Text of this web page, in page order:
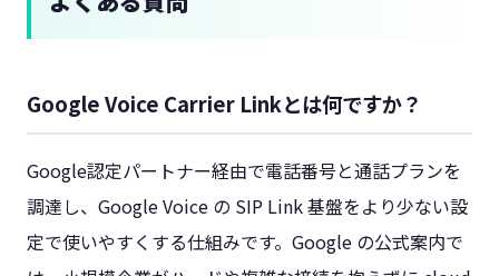
Google Voice Carrier Linkとは何ですか？
Google認定パートナー経由で電話番号と通話プランを
調達し、Google Voice の SIP Link 基盤をより少ない設
定で使いやすくする仕組みです。Google の公式案内で